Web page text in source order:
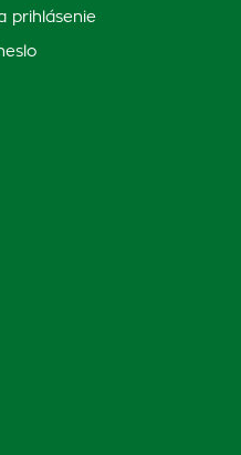
prihlásenie